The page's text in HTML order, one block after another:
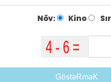
Növ: Kino
GöstəRməK